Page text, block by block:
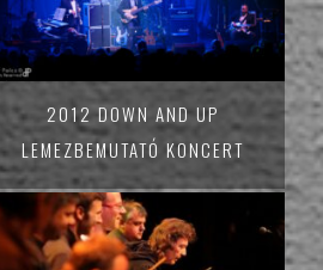
2012 DOWN AND UP
LEMEZBEMUTATÓ KONCERT